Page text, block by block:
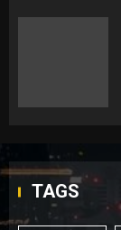
TAGS